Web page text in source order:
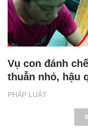
PHÁP LUẬT
Vụ con đánh
thuẫn nhỏ, hậu